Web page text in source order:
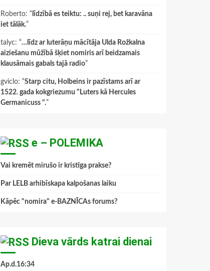
Roberto: “ līdzībā es teiktu: .. suņi rej, bet karavāna
iet tālāk.”
talyc: “…līdz ar luterāņu mācītāja Ulda Rožkalna
aiziešanu mūžībā šķiet nomiris arī beidzamais
klausāmais gabals tajā radio”
gviclo: “Starp citu, Holbeins ir pazīstams arī ar
1522. gada kokgriezumu "Luters kā Hercules
Germanicuss ".”
e – POLEMIKA
Vai kremēt mirušo ir kristīga prakse?
Par LELB arhibīskapa kalpošanas laiku
Kāpēc "nomira" e-BAZNĪCAs forums?
Dieva vārds katrai dienai
Ap.d.16:34